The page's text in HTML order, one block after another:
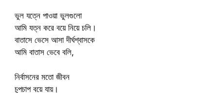
ভুল যত্নে পাওয়া ভুলগুলো
আমি যত্ন করে বয়ে নিয়ে চলি।
বাতাসে ভেসে আসা দীর্ঘশ্বাসকে
আমি বাতাস ভেবে বলি,
নির্বাসনের মতো জীবন
চুপচাপ বয়ে যায়।